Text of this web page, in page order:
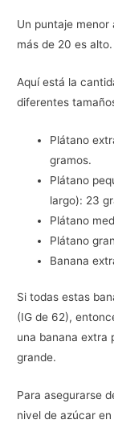
Un puntaje menor
más de 20 es alto.
Aquí está la
diferentes
Plátano
gramos.
Plátano
largo): 23
Plátano
Plátano
Banana
Si todas estas
(IG de 62),
una banana extra
grande.
Para asegurarse
nivel de azúcar